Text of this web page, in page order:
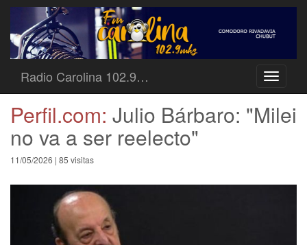
Toggle
Radio Carolina 102.9…
Perfil.com: Julio Bárbaro: "Milei
no va a ser reelecto"
11/05/2026 | 85 visitas